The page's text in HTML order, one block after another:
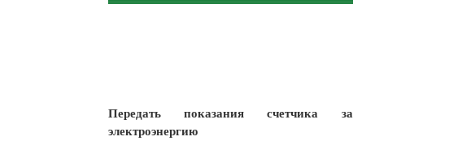
Передать показания счетчика за
электроэнергию